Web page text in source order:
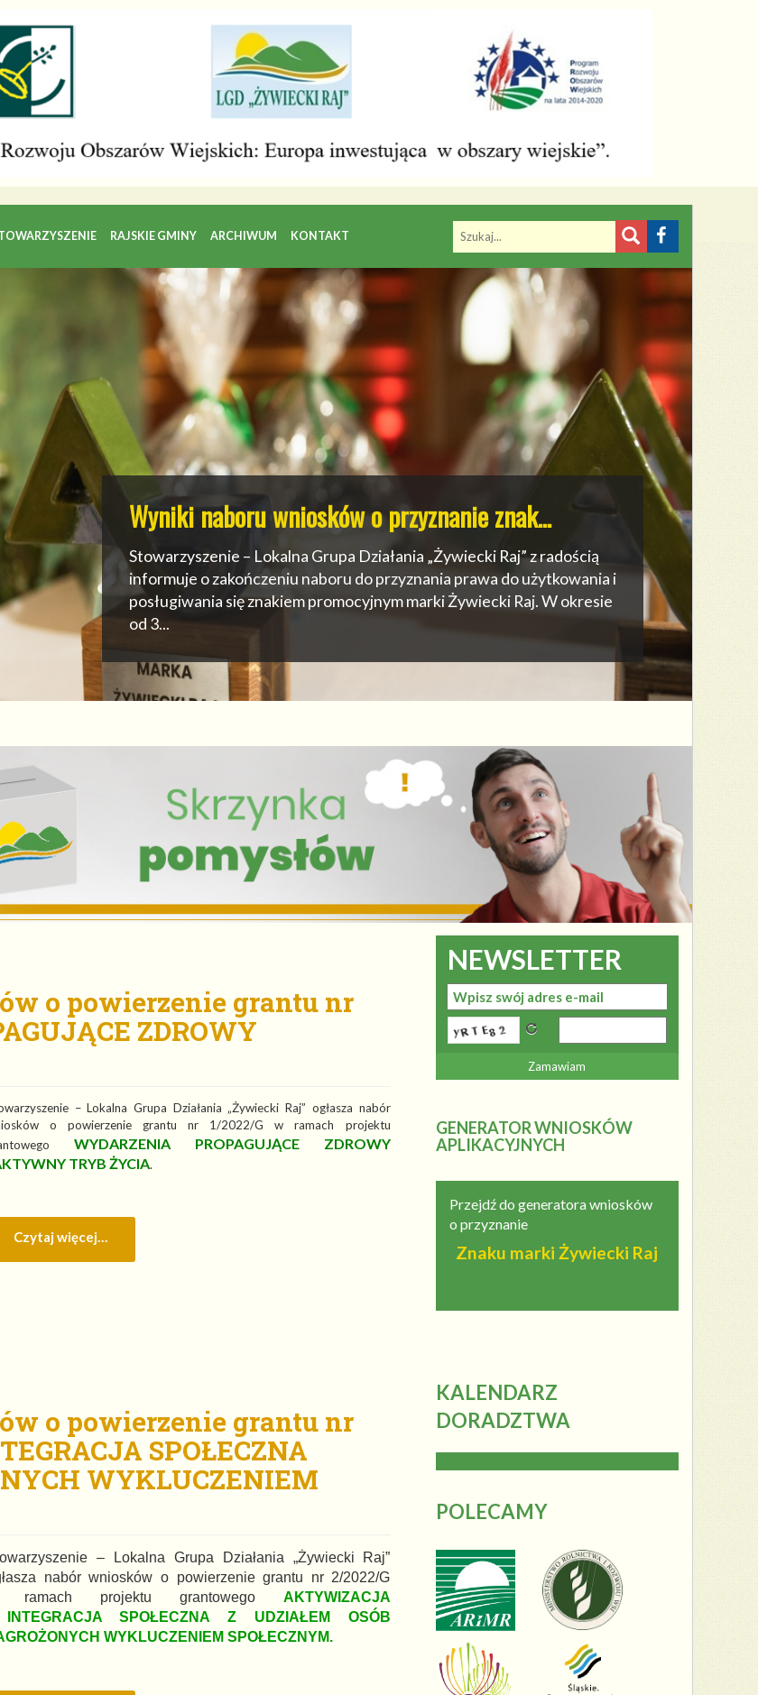
RAJSKIE GMINY ARCHIWUM KONTAKT
Konsultacje społeczne w ramach LSR na la…
W związku z realizacją umowy ramowej i zgodnie z Procedurą
ustalania i zmiany niebudzących wątpliwości interpretacyjnych
kryteriów wyboru operacji przedstawiamy propozycję dokumentacji
do konsultacji społecznych - lokalne kryteria wyboru dla projektów...
o powierzenie grantu nr
ZDROWY
– Lokalna Grupa Działania „Żywiecki Raj” ogłasza nabór
o powierzenie grantu nr 1/2022/G w ramach projektu
WYDARZENIA PROPAGUJĄCE ZDROWY
TRYB ŻYCIA.
Czytaj więcej…
o powierzenie grantu nr
SPOŁECZNA
WYKLUCZENIEM
– Lokalna Grupa Działania „Żywiecki Raj”
nabór wniosków o powierzenie grantu nr 2/2022/G
ramach projektu grantowego AKTYWIZACJA
INTEGRACJA SPOŁECZNA Z UDZIAŁEM OSÓB
WYKLUCZENIEM SPOŁECZNYM.
NEWSLETTER
GENERATOR WNIOSKÓW
APLIKACYJNYCH
Przejdź do generatora wniosków
o przyznanie
Znaku marki Żywiecki Raj
KALENDARZ
DORADZTWA
POLECAMY